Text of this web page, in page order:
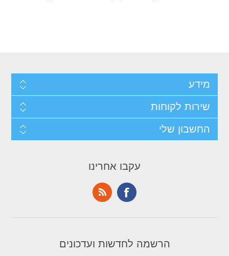
מידע
שירות לקוחות
החשבון שלי
עקבו אחרינו
הרשמה לחדשות ועדכונים